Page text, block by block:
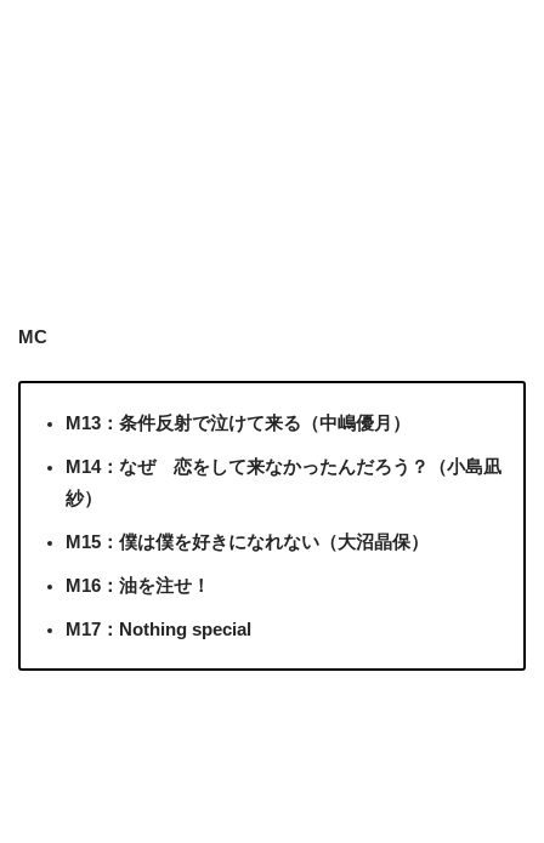
MC
M13：条件反射で泣けて来る（中嶋優月）
M14：なぜ 恋をして来なかったんだろう？（小島凪
紗）
M15：僕は僕を好きになれない（大沼晶保）
M16：油を注せ！
M17：Nothing special